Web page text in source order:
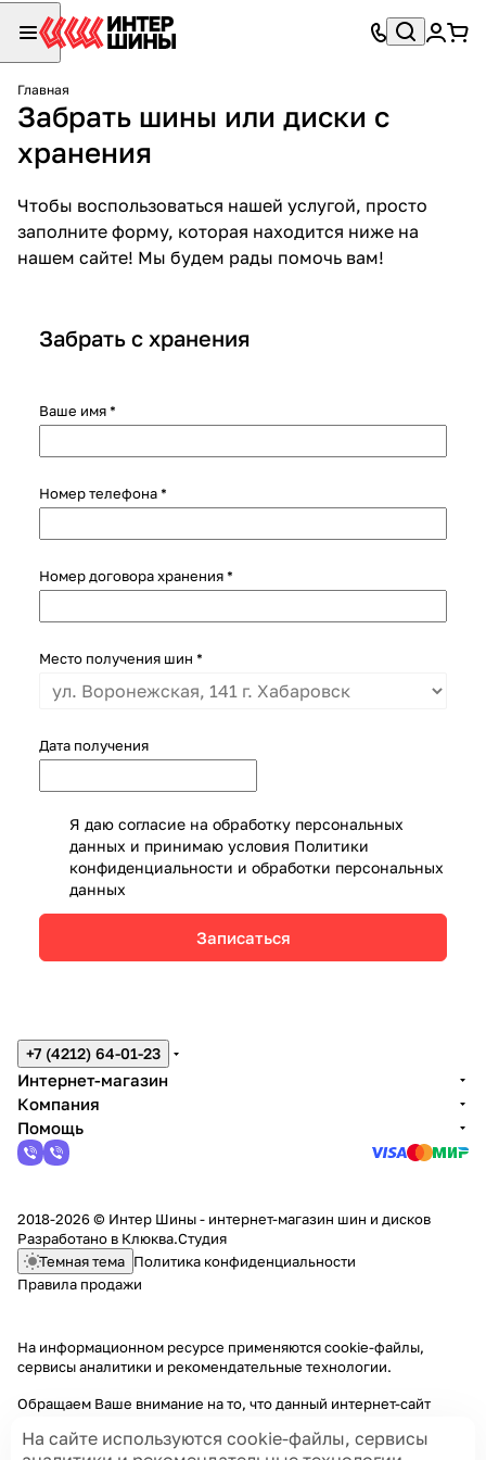
Главная
Забрать шины или диски с
хранения
Чтобы воспользоваться нашей услугой, просто
заполните форму, которая находится ниже на
нашем сайте! Мы будем рады помочь вам!
Забрать с хранения
Ваше имя *
Номер телефона *
Номер договора хранения *
Место получения шин *
Дата получения
Я даю согласие на обработку персональных
данных и принимаю условия Политики
конфиденциальности и обработки персональных
данных
+7 (4212) 64-01-23
Интернет-магазин
Компания
Помощь
2018-2026 © Интер Шины - интернет-магазин шин и дисков
Разработано в Клюква.Студия
Темная тема Политика конфиденциальности
Правила продажи
На информационном ресурсе применяютсяcookie-файлы,
сервисы аналитики и рекомендательные технологии.
Обращаем Ваше внимание на то, что данный интернет-сайт
условиях информационные материалы и цены, размещенные на
На сайте используются cookie-файлы, сервисы